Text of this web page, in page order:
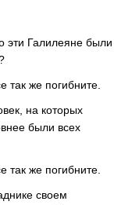
эти Галилеяне были
так же погибните.
на которых
были всех
так же погибните.
своем